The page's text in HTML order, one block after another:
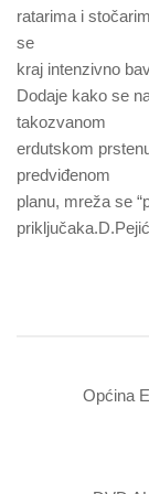
ratarima i
se
kraj intenzivno
Dodaje kako se
takozvanom
erdutskom
predviđenom
planu, mreža se
priključaka.D.Pejić
Općina